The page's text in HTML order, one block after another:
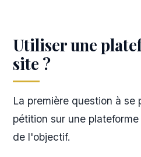
Utiliser une
site ?
La première question à
pétition sur une
de l'objectif.